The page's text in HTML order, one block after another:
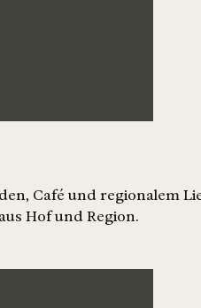
Café und regionalem
Hof und Region.